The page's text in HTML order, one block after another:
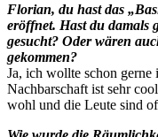
Florian, du hast das
eröffnet. Hast du damals
gesucht? Oder wären
gekommen?
Ja, ich wollte schon gerne
Nachbarschaft ist sehr
wohl und die Leute sind